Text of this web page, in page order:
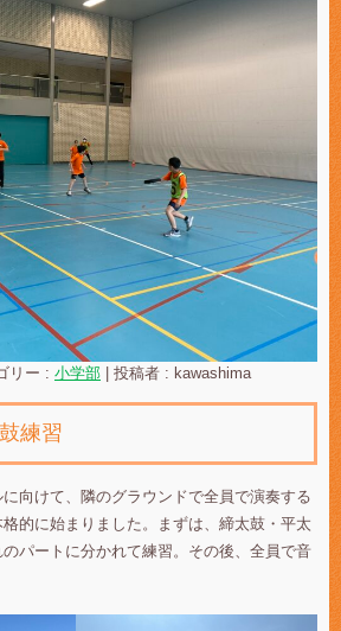
リー : 小学部 投稿者 : kawashima
練習
向けて、隣のグラウンドで全員で演奏する
格的に始まりました。まずは、締太鼓・平太
パートに分かれて練習。その後、全員で音